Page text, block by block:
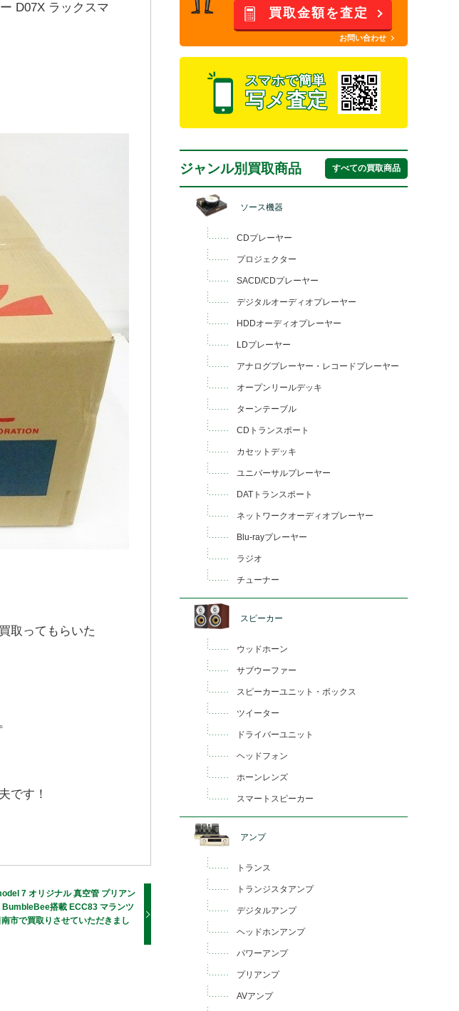
D07X ラックスマ
取ってもらいた
です！
7 オリジナル 真空管 プリアン
BumbleBee搭載 ECC83 マランツ
市で買取りさせていただきまし
買取金額を査定
お問い合わせ
スマホで簡単
写メ査定
ジャンル別買取商品 すべての買取商品
ソース機器
CDプレーヤー
プロジェクター
SACD/CDプレーヤー
デジタルオーディオプレーヤー
HDDオーディオプレーヤー
LDプレーヤー
アナログプレーヤー・レコードプレーヤー
オープンリールデッキ
ターンテーブル
CDトランスポート
カセットデッキ
ユニバーサルプレーヤー
DATトランスポート
ネットワークオーディオプレーヤー
Blu-rayプレーヤー
ラジオ
チューナー
スピーカー
ウッドホーン
サブウーファー
スピーカーユニット・ボックス
ツイーター
ドライバーユニット
ヘッドフォン
ホーンレンズ
スマートスピーカー
アンプ
トランス
トランジスタアンプ
デジタルアンプ
ヘッドホンアンプ
パワーアンプ
プリアンプ
AVアンプ